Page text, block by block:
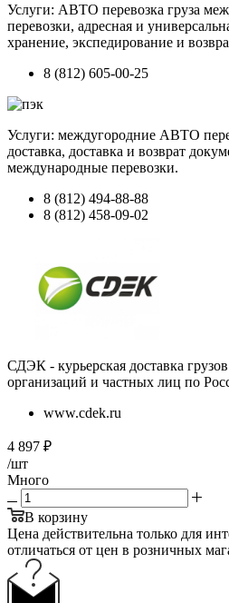
Услуги: АВТО перевозка груза
перевозки, адресная и
хранение, экспедирование и
8 (812) 605-00-25
Услуги: междугородние АВТО
доставка, доставка и возврат
международные перевозки.
8 (812) 494-88-88
8 (812) 458-09-02
СДЭК - курьерская доставка
организаций и частных лиц по
www.cdek.ru
4 897 ₽
/шт
Много
В корзину
Цена действительна только для
отличаться от цен в розничных